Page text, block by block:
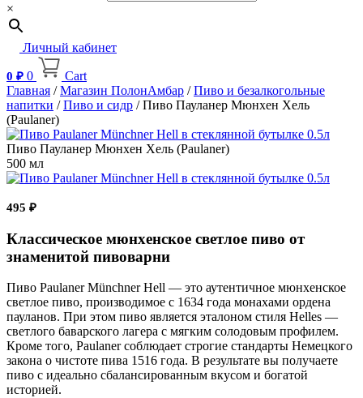
×
Личный кабинет
0 ₽ 0
Cart
Главная /Магазин ПолонАмбар /Пиво и безалкогольные
напитки /Пиво и сидр / Пиво Пауланер Мюнхен Хель
(Paulaner)
Пиво Пауланер Мюнхен Хель (Paulaner)
500 мл
495 ₽
Классическое мюнхенское светлое пиво от
знаменитой пивоварни
Пиво Paulaner Münchner Hell — это аутентичное мюнхенское
светлое пиво, производимое с 1634 года монахами ордена
пауланов. При этом пиво является эталоном стиля Helles —
светлого баварского лагера с мягким солодовым профилем.
Кроме того, Paulaner соблюдает строгие стандарты Немецкого
закона о чистоте пива 1516 года. В результате вы получаете
пиво с идеально сбалансированным вкусом и богатой
историей.